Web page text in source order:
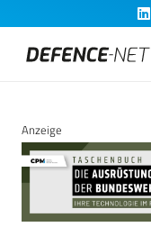
Anzeige